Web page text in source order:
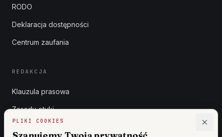
PLIKI COOKIES
RODO
Deklaracja dostępności
Centrum zaufania
REDAKCJA
Klauzula prasowa
Zasady etyki